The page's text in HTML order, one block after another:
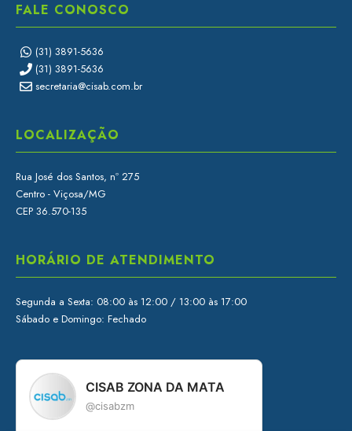
FALE CONOSCO
(31) 3891-5636
(31) 3891-5636
secretaria@cisab.com.br
LOCALIZAÇÃO
Rua José dos Santos, nº 275
Centro - Viçosa/MG
CEP 36.570-135
HORÁRIO DE ATENDIMENTO
Segunda a Sexta: 08:00 às 12:00 / 13:00 às 17:00
Sábado e Domingo: Fechado
CISAB ZONA DA MATA
@cisabzm